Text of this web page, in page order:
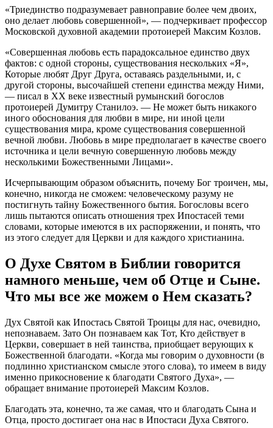
«Триединство подразумевает равноправие более чем двоих,
оно делает любовь совершенной», — подчеркивает профессор
Московской духовной академии протоиерей Максим Козлов.
«Совершенная любовь есть парадоксальное единство двух
фактов: с одной стороны, существования нескольких «Я»,
Которые любят Друг Друга, оставаясь раздельными, и, с
другой стороны, высочайшей степени единства между Ними,
— писал в XX веке известный румынский богослов
протоиерей Думитру Станилоэ. — Не может быть никакого
иного обоснования для любви в мире, ни иной цели
существования мира, кроме существования совершенной
вечной любви. Любовь в мире предполагает в качестве своего
источника и цели вечную совершенную любовь между
несколькими Божественными Лицами».
Исчерпывающим образом объяснить, почему Бог троичен, мы,
конечно, никогда не сможем: человеческому разуму не
постигнуть тайну Божественного бытия. Богословы всего
лишь пытаются описать отношения трех Ипостасей теми
словами, которые имеются в их распоряжении, и понять, что
из этого следует для Церкви и для каждого христианина.
О Духе Святом в Библии говорится
намного меньше, чем об Отце и Сыне.
Что мы все же можем о Нем сказать?
Дух Святой как Ипостась Святой Троицы для нас, очевидно,
непознаваем. Зато Он познаваем как Тот, Кто действует в
Церкви, совершает в ней таинства, приобщает верующих к
Божественной благодати. «Когда мы говорим о духовности (в
подлинно христианском смысле этого слова), то имеем в виду
именно прикосновение к благодати Святого Духа», —
обращает внимание протоиерей Максим Козлов.
Благодать эта, конечно, та же самая, что и благодать Сына и
Отца, просто достигает она нас в Ипостаси Духа Святого.